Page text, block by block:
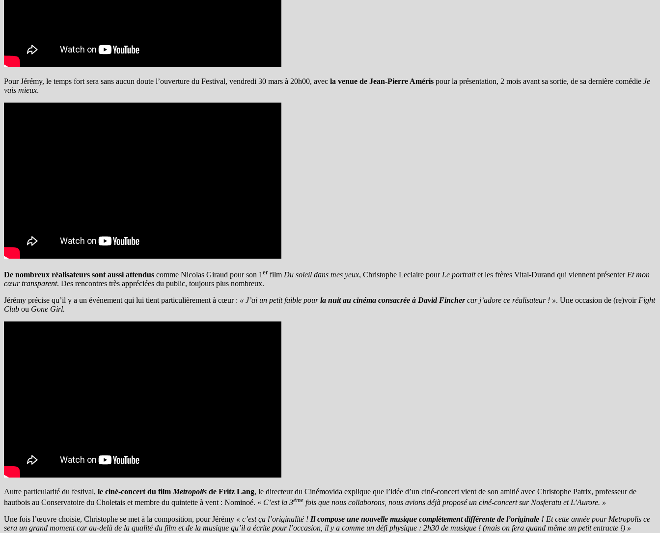
Pour Jérémy, le temps fort sera sans aucun doute l’ouverture du Festival, vendredi 30 mars à 20h00, avec la venue de Jean-Pierre Améris pour la présentation, 2 mois avant sa sortie, de sa dernière comédie Je
vais mieux.
De nombreux réalisateurs sont aussi attendus comme Nicolas Giraud pour son 1 erfilm Du soleil dans mes yeux, Christophe Leclaire pour Le portraitet les frères Vital-Durand qui viennent présenter Et mon
cœur transparent. Des rencontres très appréciées du public, toujours plus nombreux.
Jérémy précise qu’il y a un événement qui lui tient particulièrement à cœur : « J’ai un petit faible pourla nuit au cinéma consacrée à David Finchercar j’adore ce réalisateur ! ». Une occasion de (re)voir Fight
Club ou Gone Girl.
Autre particularité du festival, le ciné-concert du film Metropolis de Fritz Lang, le directeur du Cinémovida explique que l’idée d’un ciné-concert vient de son amitié avec Christophe Patrix, professeur de
hautbois au Conservatoire du Choletais et membre du quintette à vent : Nominoé. « C’est la 3ème fois que nous collaborons, nous avions déjà proposé un ciné-concert sur Nosferatu et L’Aurore. »
Une fois l’œuvre choisie, Christophe se met à la composition, pour Jérémy « c’est ça l’originalité ! Il compose une nouvelle musique complètement différente de l’originale ! Et cette année pour Metropolis ce
sera un grand moment car au-delà de la qualité du film et de la musique qu’il a écrite pour l’occasion, il y a comme un défi physique : 2h30 de musique ! (mais on fera quand même un petit entracte !) »